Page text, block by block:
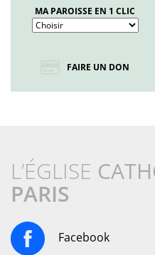
MA PAROISSE EN 1 CLIC
FAIRE UN DON
L’ÉGLISE
PARIS
Facebook